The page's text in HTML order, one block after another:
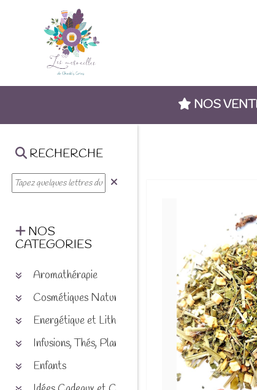
NOS
RECHERCHE
NOS
CATEGORIES
Aromathérapie
Cosmétiques Naturels
Energétique et Lithothérapie
Infusions, Thés, Plantes et produits naturels
Enfants